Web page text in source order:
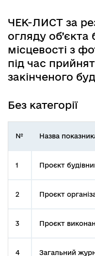
ЧЕК-ЛИСТ за
огляду об’єкта
місцевості з
під час
закінченого
Без категорії
№ Назва
1 Проєкт
2 Проєкт
3 Проєкт
4 Загальний